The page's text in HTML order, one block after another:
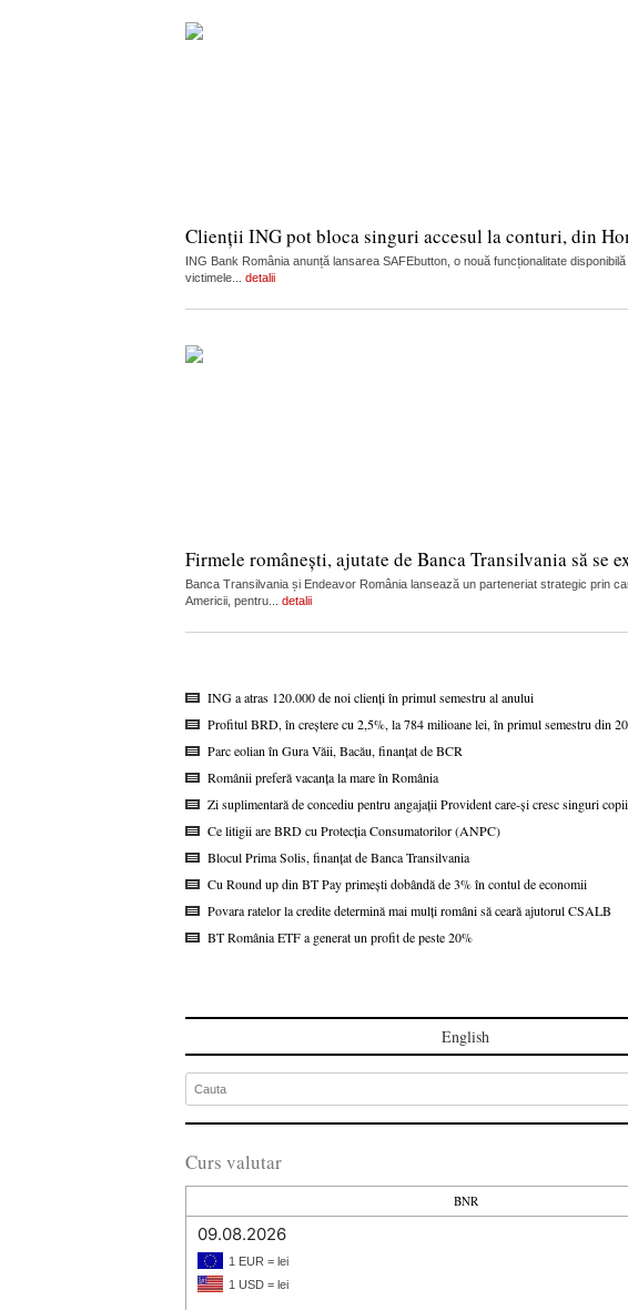
Clienții ING pot bloca singuri accesul la conturi, din
ING Bank România anunță lansarea SAFEbutton, o nouă funcționalitate
victimele... detalii
Firmele românești, ajutate de Banca Transilvania să se
Banca Transilvania și Endeavor România lansează un parteneriat strategic prin
Americii, pentru... detalii
ING a atras 120.000 de noi clienți în primul semestru al anului
Profitul BRD, în creștere cu 2,5%, la 784 milioane lei, în primul semestru din
Parc eolian în Gura Văii, Bacău, finanțat de BCR
Românii preferă vacanța la mare în România
Zi suplimentară de concediu pentru angajații Provident care-și cresc singuri
Ce litigii are BRD cu Protecția Consumatorilor (ANPC)
Blocul Prima Solis, finanțat de Banca Transilvania
Cu Round up din BT Pay primești dobândă de 3% în contul de economii
Povara ratelor la credite determină mai mulți români să ceară ajutorul CSALB
BT România ETF a generat un profit de peste 20%
English
Curs valutar
BNR
09.08.2026
1 EUR = lei
1 USD = lei